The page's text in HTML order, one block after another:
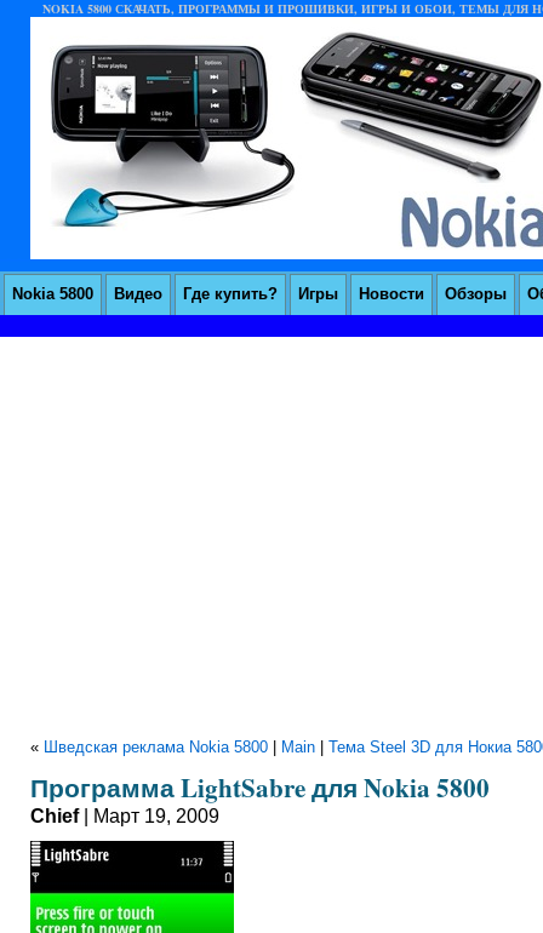
NOKIA 5800 СКАЧАТЬ, ПРОГРАММЫ И ПРОШИВКИ, ИГРЫ И ОБОИ, ТЕМЫ ДЛЯ
Nokia 5800 Видео Где купить? Игры Новости Обзоры
« Шведская реклама Nokia 5800 Main Тема Steel 3D для Нокиа
Программа LightSabre для Nokia 5800
Chief| Март 19, 2009